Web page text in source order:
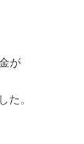
が
た。